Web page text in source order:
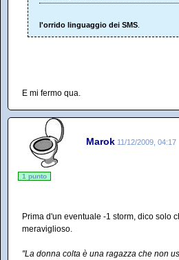
l'orrido linguaggio dei SMS
E mi fermo qua.
Marok 11/12/2009, 04:17
1 punto
Prima d'un eventuale -1 storm, dico solo
meraviglioso.
"La donna colta è una ragazza che non